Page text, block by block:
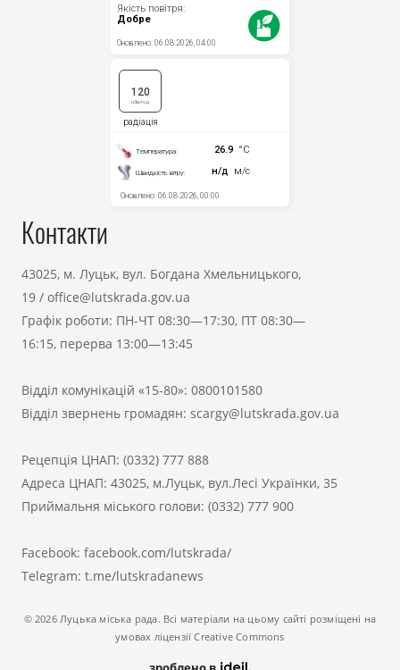
Контакти
43025, м. Луцьк, вул. Богдана Хмельницького,
19 / office@lutskrada.gov.ua
Графік роботи: ПН-ЧТ 08:30—17:30, ПТ 08:30—
16:15, перерва 13:00—13:45
Відділ комунікацій «15-80»: 0800101580
Відділ звернень громадян: scargy@lutskrada.gov.ua
Рецепція ЦНАП: (0332) 777 888
Адреса ЦНАП: 43025, м.Луцьк, вул.Лесі Українки, 35
Приймальня міського голови: (0332) 777 900
Facebook: facebook.com/lutskrada/
Telegram: t.me/lutskradanews
© 2026 Луцька міська рада. Всі матеріали на цьому сайті розміщені на
умовах ліцензії Creative Commons